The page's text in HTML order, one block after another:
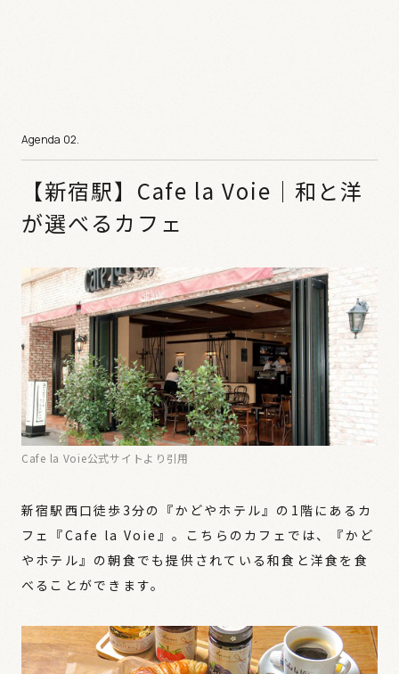
【新宿駅】Cafe la Voie｜和と洋
が選べるカフェ
Cafe la Voie公式サイトより引用
新宿駅西口徒歩3分の『かどやホテル』の1階にあるカ
フェ『Cafe la Voie』。こちらのカフェでは、『かど
やホテル』の朝食でも提供されている和食と洋食を食
べることができます。